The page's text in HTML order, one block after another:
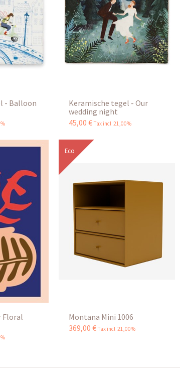
- Balloon
Keramische tegel - Our
wedding night
45,00 € Tax incl 21,00%
Floral
Eco
Montana Mini 1006
369,00 € Tax incl 21,00%